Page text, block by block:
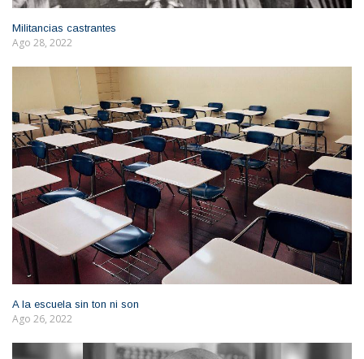
Militancias castrantes
Ago 28, 2022
A la escuela sin ton ni son
Ago 26, 2022